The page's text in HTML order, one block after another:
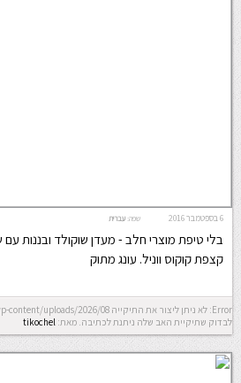
6 בספטמבר 2016 שפה: עברית
בלי טיפת מוצרי חלב - מעדן שוקולד ובננות
קצפת קוקוס ווניל. עונג מתוק
לבדוק שתיקיית האב שלה ניתנת לכתיבה. מאת: tikochel